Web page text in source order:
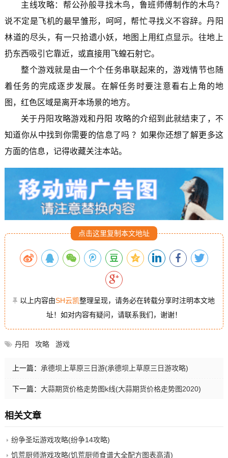
主线攻略：帮公孙般寻找木鸟，鲁班师傅制作的木鸟？
说不定是飞机的最早雏形，呵呵，帮忙寻找义不容辞。丹阳
林道的尽头，有一只拾遗小妖，地图上用红点显示。往地上
扔东西吸引它靠近，或直接用飞蝗石射它。
整个游戏就是由一个个任务串联起来的，游戏情节也随
着任务的完成逐步发展。在解任务时要注意看右上角的地
图，红色区域是离开本场景的地方。
关于丹阳攻略游戏和丹阳 攻略的介绍到此就结束了，不
知道你从中找到你需要的信息了吗 ？如果你还想了解更多这
方面的信息，记得收藏关注本站。
点击这里复制本文地址
以上内容由SH云凯整理呈现，请务必在转载分享时注明本文地
址！如对内容有疑问，请联系我们，谢谢！
丹阳 攻略 游戏
上一篇： 承德坝上草原三日游(承德坝上草原三日游攻略)
下一篇： 大蒜期货价格走势图k线(大蒜期货价格走势图2020)
相关文章
纷争圣坛游戏攻略(纷争14攻略)
饥荒厨师游戏攻略(饥荒厨师食谱大全配方图表高清)